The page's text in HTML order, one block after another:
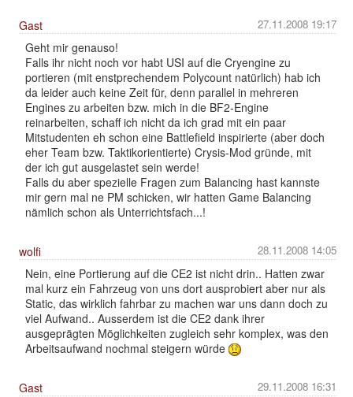
27.11.2008 19:17
Gast
Geht mir genauso!
Falls ihr nicht noch vor habt USI auf die Cryengine zu
portieren (mit enstprechendem Polycount natürlich) hab ich
da leider auch keine Zeit für, denn parallel in mehreren
Engines zu arbeiten bzw. mich in die BF2-Engine
reinarbeiten, schaff ich nicht da ich grad mit ein paar
Mitstudenten eh schon eine Battlefield inspirierte (aber doch
eher Team bzw. Taktikorientierte) Crysis-Mod gründe, mit
der ich gut ausgelastet sein werde!
Falls du aber spezielle Fragen zum Balancing hast kannste
mir gern mal ne PM schicken, wir hatten Game Balancing
nämlich schon als Unterrichtsfach...!
28.11.2008 14:05
wolfi
Nein, eine Portierung auf die CE2 ist nicht drin.. Hatten zwar
mal kurz ein Fahrzeug von uns dort ausprobiert aber nur als
Static, das wirklich fahrbar zu machen war uns dann doch zu
viel Aufwand.. Ausserdem ist die CE2 dank ihrer
ausgeprägten Möglichkeiten zugleich sehr komplex, was den
Arbeitsaufwand nochmal steigern würde
29.11.2008 16:31
Gast